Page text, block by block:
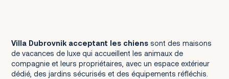
Villa Dubrovnik acceptant les chienssont des maisons
de vacances de luxe qui accueillent les animaux de
compagnie et leurs propriétaires, avec un espace extérieur
dédié, des jardins sécurisés et des équipements réfléchis.